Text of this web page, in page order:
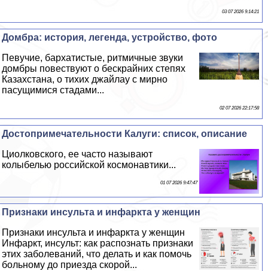
03 07 2026 9:14:21
Домбра: история, легенда, устройство, фото
Певучие, бархатистые, ритмичные звуки
домбры повествуют о бескрайних степях
Казахстана, о тихих джайлау с мирно
пасущимися стадами...
02 07 2026 22:17:58
Достопримечательности Калуги: список, описание
Циолковского, ее часто называют
колыбелью российской космонавтики...
01 07 2026 9:47:47
Признаки инсульта и инфаркта у женщин
Признаки инсульта и инфаркта у женщин
Инфаркт, инсульт: как распознать признаки
этих заболеваний, что делать и как помочь
больному до приезда скорой...